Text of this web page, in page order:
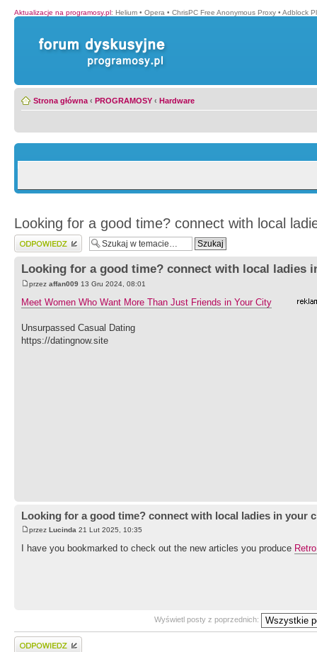
Aktualizacje na programosy.pl: Helium • Opera • ChrisPC Free Anonymous Proxy • Adblock
Strona główna ‹ PROGRAMOSY ‹ Hardware
Looking for a good time? connect with local
Wyślij odpowiedź
Looking for a good time? connect with local ladies
przez affan009 13 Gru 2024, 08:01
Meet Women Who Want More Than Just Friends in Your City
Unsurpassed Сasual Dating
https://datingnow.site
Looking for a good time? connect with local ladies in your c
przez Lucinda 21 Lut 2025, 10:35
I have you bookmarked to check out the new articles you produce
Wyświetl posty z poprzednich:
Wyślij odpowiedź